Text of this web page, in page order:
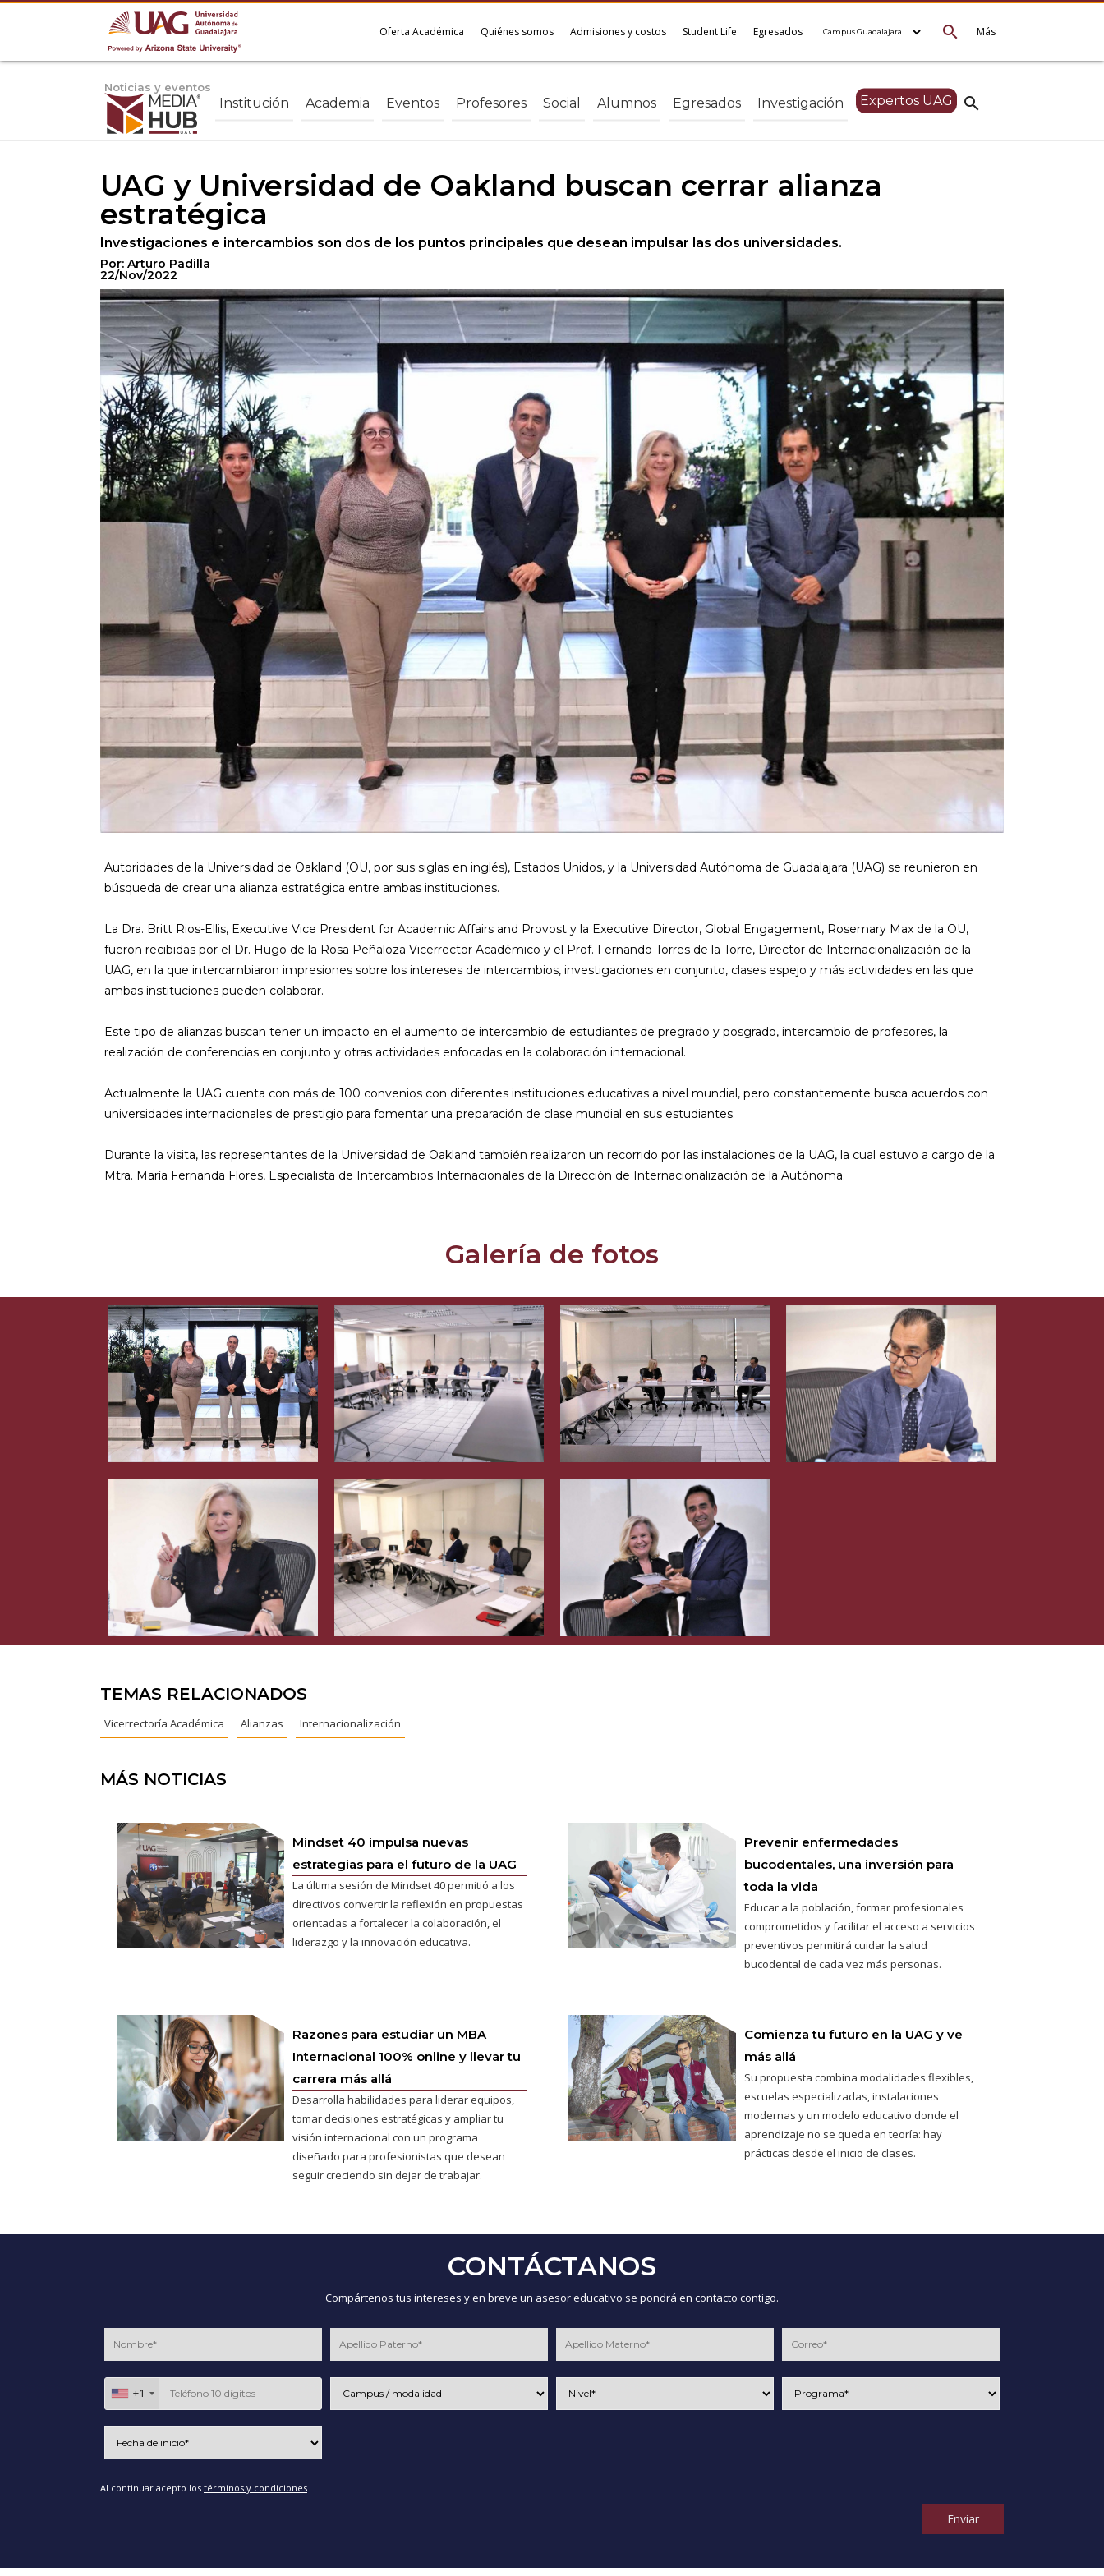
Más
search
Oferta Académica Quiénes somos Admisiones y costos Student Life Egresados
Noticias y eventos
search
Institución Academia Eventos Profesores Social Alumnos Egresados Investigación Expertos UAG
UAG y Universidad de Oakland buscan cerrar alianza
estratégica
Investigaciones e intercambios son dos de los puntos principales que desean impulsar las dos universidades.
Por: Arturo Padilla
22/Nov/2022
Autoridades de la Universidad de Oakland (OU, por sus siglas en inglés), Estados Unidos, y la Universidad Autónoma de Guadalajara (UAG) se reunieron en
búsqueda de crear una alianza estratégica entre ambas instituciones.
La Dra. Britt Rios-Ellis, Executive Vice President for Academic Affairs and Provost y la Executive Director, Global Engagement, Rosemary Max de la OU,
fueron recibidas por el Dr. Hugo de la Rosa Peñaloza Vicerrector Académico y el Prof. Fernando Torres de la Torre, Director de Internacionalización de la
UAG, en la que intercambiaron impresiones sobre los intereses de intercambios, investigaciones en conjunto, clases espejo y más actividades en las que
ambas instituciones pueden colaborar.
Este tipo de alianzas buscan tener un impacto en el aumento de intercambio de estudiantes de pregrado y posgrado, intercambio de profesores, la
realización de conferencias en conjunto y otras actividades enfocadas en la colaboración internacional.
Actualmente la UAG cuenta con más de 100 convenios con diferentes instituciones educativas a nivel mundial, pero constantemente busca acuerdos con
universidades internacionales de prestigio para fomentar una preparación de clase mundial en sus estudiantes.
Durante la visita, las representantes de la Universidad de Oakland también realizaron un recorrido por las instalaciones de la UAG, la cual estuvo a cargo de la
Mtra. María Fernanda Flores, Especialista de Intercambios Internacionales de la Dirección de Internacionalización de la Autónoma.
Galería de fotos
TEMAS RELACIONADOS
Vicerrectoría Académica Alianzas Internacionalización
MÁS NOTICIAS
Mindset 40 impulsa nuevas
estrategias para el futuro de la UAG
La última sesión de Mindset 40 permitió a los
directivos convertir la reflexión en propuestas
orientadas a fortalecer la colaboración, el
liderazgo y la innovación educativa.
Prevenir enfermedades
bucodentales, una inversión para
toda la vida
Educar a la población, formar profesionales
comprometidos y facilitar el acceso a servicios
preventivos permitirá cuidar la salud
bucodental de cada vez más personas.
Razones para estudiar un MBA
Internacional 100% online y llevar tu
carrera más allá
Desarrolla habilidades para liderar equipos,
tomar decisiones estratégicas y ampliar tu
visión internacional con un programa
diseñado para profesionistas que desean
seguir creciendo sin dejar de trabajar.
Comienza tu futuro en la UAG y ve
más allá
Su propuesta combina modalidades flexibles,
escuelas especializadas, instalaciones
modernas y un modelo educativo donde el
aprendizaje no se queda en teoría: hay
prácticas desde el inicio de clases.
CONTÁCTANOS
Compártenos tus intereses y en breve un asesor educativo se pondrá en contacto contigo.
+1
Al continuar acepto los términos y condiciones
Enviar